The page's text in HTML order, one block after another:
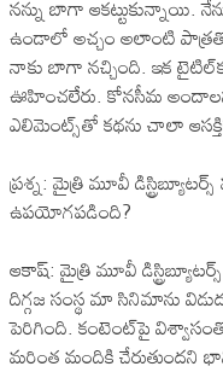
నన్ను బాగా
ఉండాలో అచ్చం అలాంటి పాత్ర‌తో
నాకు బాగా న‌చ్చింది. ఇక‌ టైటిల్‌కు
ఊహించలేరు. కోనసీమ
ఎలిమెంట్స్‌తో కథను చాలా
ప్రశ్న: మైత్రి మూవీ
ఉపయోగపడింది?
ఆకాష్: మైత్రి మూవీ
దిగ్గ‌జ‌ సంస్థ మా సినిమాను
పెరిగింది. కంటెంట్‌పై
మరింత మందికి చేరుతుందని